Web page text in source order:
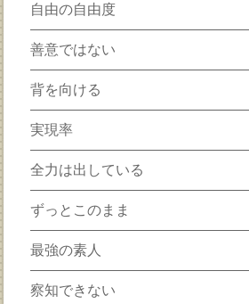
自由の自由度
善意ではない
背を向ける
実現率
全力は出している
ずっとこのまま
最強の素人
察知できない